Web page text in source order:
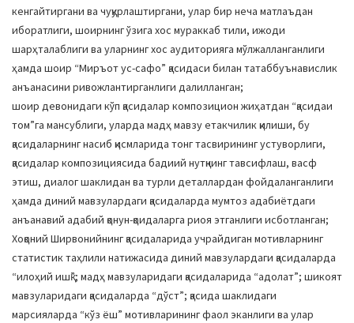
кенгайтиргани ва чуқурлаштиргани, улар бир неча матлаъдан
иборатлиги, шоирнинг ўзига хос мураккаб тили, ижоди
шарҳталаблиги ва уларнинг хос аудиторияга мўлжалланганлиги
ҳамда шоир “Миръот ус-сафо” қасидаси билан татаббуънавислик
анъанасини ривожлантирганлиги далилланган;
шоир девонидаги кўп қасидалар композицион жиҳатдан “қасидаи
том”га мансублиги, уларда мадҳ мавзу етакчилик қилиши, бу
қасидаларнинг насиб қисмларида тонг тасвирининг устуворлиги,
қасидалар композициясида бадиий нутқнинг тавсифлаш, васф
этиш, диалог шаклидан ва турли деталлардан фойдаланганлиги
ҳамда диний мавзулардаги қасидаларда мумтоз адабиётдаги
анъанавий адабий қонун-қоидаларга риоя этганлиги исботланган;
Хоқоний Ширвонийнинг қасидаларида учрайдиган мотивларнинг
статистик таҳлили натижасида диний мавзулардаги қасидаларда
“илоҳий ишқ”; мадҳ мавзуларидаги қасидаларида “адолат”; шикоят
мавзуларидаги қасидаларда “дўст”; қасида шаклидаги
марсияларда “кўз ёш” мотивларининг фаол эканлиги ва улар